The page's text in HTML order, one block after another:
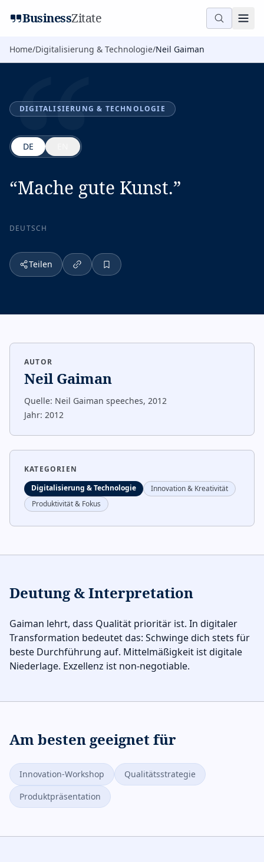
BusinessZitate
Home/Digitalisierung & Technologie/Neil Gaiman
“
DIGITALISIERUNG & TECHNOLOGIE
DE
“Mache gute Kunst.”
DEUTSCH
Teilen
AUTOR
Neil Gaiman
Quelle: Neil Gaiman speeches, 2012
Jahr: 2012
KATEGORIEN
Digitalisierung & Technologie
Innovation & Kreativität
Produktivität & Fokus
Deutung & Interpretation
Gaiman lehrt, dass Qualität prioritär ist. In digitaler
Transformation bedeutet das: Schwinge dich stets für
beste Durchführung auf. Mittelmäßigkeit ist digitale
Niederlage. Exzellenz ist non-negotiable.
Am besten geeignet für
Innovation-Workshop
Qualitätsstrategie
Produktpräsentation